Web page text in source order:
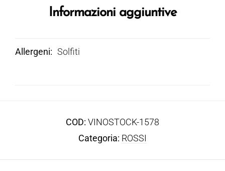
Informazioni aggiuntive
Allergeni Solfiti
COD: VINOSTOCK-1578
Categoria: ROSSI